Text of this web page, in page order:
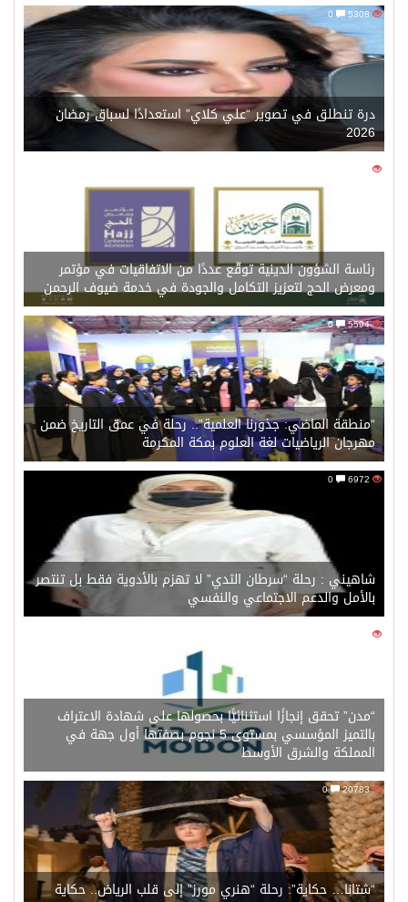
5308
درة تنطلق في تصوير “علي كلاي” استعدادًا لسباق رمضان
2026
5618
رئاسة الشؤون الدينية توقّع عددًا من الاتفاقيات في مؤتمر
ومعرض الحج لتعزيز التكامل والجودة في خدمة ضيوف الرحمن
5594
0
“منطقة الماضي: جذورنا العلمية”.. رحلة في عمق التاريخ ضمن
مهرجان الرياضيات لغة العلوم بمكة المكرمة
6972
شاهيني : رحلة “سرطان الثدي” لا تهزم بالأدوية فقط بل تنتصر
بالأمل والدعم الاجتماعي والنفسي
14091
“مدن” تحقق إنجازًا استثنائيًّا بحصولها على شهادة الاعتراف
بالتميز المؤسسي بمستوى 5 نجوم بصفتها أول جهة في
المملكة والشرق الأوسط
20783
0
“شتانا… حكاية”: رحلة “هنري مورز” إلى قلب الرياض.. حكاية